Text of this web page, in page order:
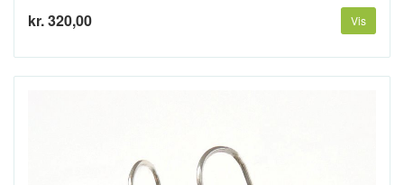
kr. 320,00 Vis